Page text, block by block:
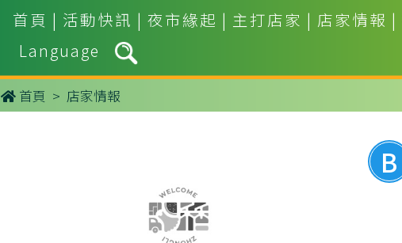
首頁 | 活動快訊 | 夜市緣起 | 主打店家 | 店家情報 |
Language
首頁 > 店家情報
B